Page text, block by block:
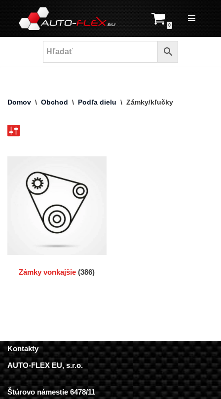
Prejsť
na
0
Domov \ Obchod \ Podľa dielu \ Zámky/kľučky
Zámky vonkajšie(386)
Kontakty
AUTO-FLEX EU, s.r.o.
Štúrovo námestie 6478/11